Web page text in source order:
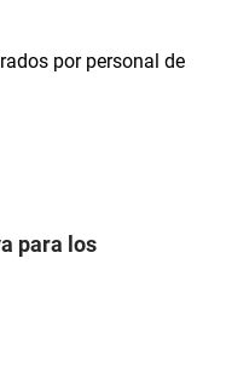
para los